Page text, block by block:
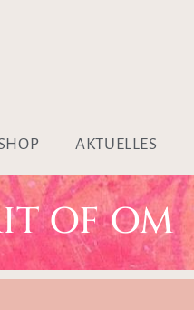
AKTUELLES
OF OM